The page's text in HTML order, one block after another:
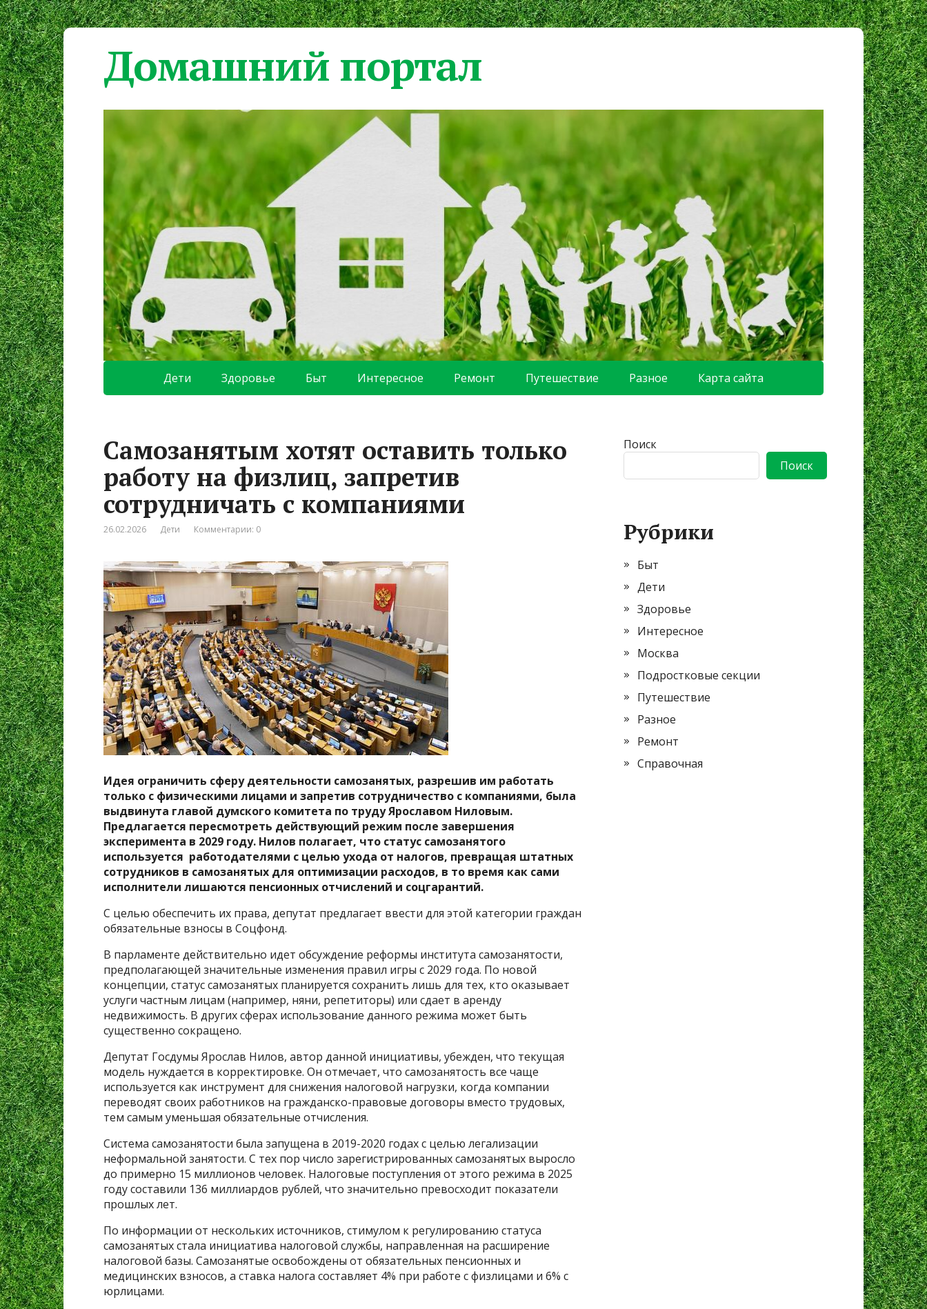
Домашний портал
Дети Здоровье Быт Интересное Ремонт Путешествие Разное Карта сайта
Самозанятым хотят оставить только
работу на физлиц, запретив
сотрудничать с компаниями
26.02.2026 Дети Комментарии: 0
Идея ограничить сферу деятельности самозанятых, разрешив им работать
только с физическими лицами и запретив сотрудничество с компаниями, была
выдвинута главой думского комитета по труду Ярославом Ниловым.
Предлагается пересмотреть действующий режим после завершения
эксперимента в 2029 году. Нилов полагает, что статус самозанятого
используется работодателями с целью ухода от налогов, превращая штатных
сотрудников в самозанятых для оптимизации расходов, в то время как сами
исполнители лишаются пенсионных отчислений и соцгарантий.
С целью обеспечить их права, депутат предлагает ввести для этой категории граждан
обязательные взносы в Соцфонд.
В парламенте действительно идет обсуждение реформы института самозанятости,
предполагающей значительные изменения правил игры с 2029 года. По новой
концепции, статус самозанятых планируется сохранить лишь для тех, кто оказывает
услуги частным лицам (например, няни, репетиторы) или сдает в аренду
недвижимость. В других сферах использование данного режима может быть
существенно сокращено.
Депутат Госдумы Ярослав Нилов, автор данной инициативы, убежден, что текущая
модель нуждается в корректировке. Он отмечает, что самозанятость все чаще
используется как инструмент для снижения налоговой нагрузки, когда компании
переводят своих работников на гражданско-правовые договоры вместо трудовых,
тем самым уменьшая обязательные отчисления.
Система самозанятости была запущена в 2019-2020 годах с целью легализации
неформальной занятости. С тех пор число зарегистрированных самозанятых выросло
до примерно 15 миллионов человек. Налоговые поступления от этого режима в 2025
году составили 136 миллиардов рублей, что значительно превосходит показатели
прошлых лет.
По информации от нескольких источников, стимулом к регулированию статуса
самозанятых стала инициатива налоговой службы, направленная на расширение
налоговой базы. Самозанятые освобождены от обязательных пенсионных и
медицинских взносов, а ставка налога составляет 4% при работе с физлицами и 6% с
юрлицами.
Поиск
Поиск
Рубрики
Быт
Дети
Здоровье
Интересное
Москва
Подростковые секции
Путешествие
Разное
Ремонт
Справочная